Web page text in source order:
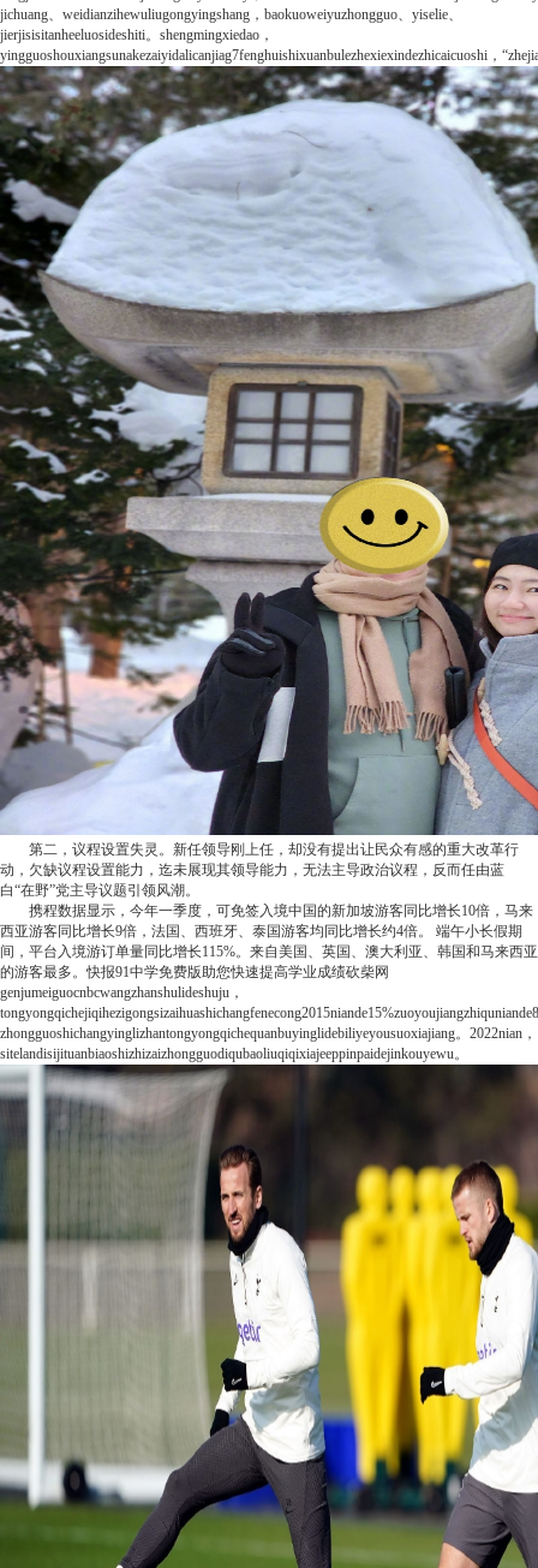
jichuang、weidianzihewuliugongyingshang，baokuoweiyuzhongguo、yiselie、
jierjisisitanheeluosideshiti。shengmingxiedao，
yingguoshouxiangsunakezaiyidalicanjiag7fenghuishixuanbulezhexiexindezhicaicuoshi，
第二，议程设置失灵。新任领导刚上任，却没有提出让民众有感的重大改革行
动，欠缺议程设置能力，迄未展现其领导能力，无法主导政治议程，反而任由蓝
白“在野”党主导议题引领风潮。
携程数据显示，今年一季度，可免签入境中国的新加坡游客同比增长10倍，马来
西亚游客同比增长9倍，法国、西班牙、泰国游客均同比增长约4倍。 端午小长假期
间，平台入境游订单量同比增长115%。来自美国、英国、澳大利亚、韩国和马来西亚
的游客最多。快报91中学免费版助您快速提高学业成绩砍柴网
genjumeiguocnbcwangzhanshulideshuju，
zhongguoshichangyinglizhantongyongqichequanbuyinglidebiliyeyousuoxiajiang。2022nian，
sitelandisijituanbiaoshizhizaizhongguodiqubaoliuqiqixiajeeppinpaidejinkouyewu。